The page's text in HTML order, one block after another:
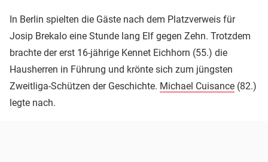
In Berlin spielten die Gäste nach dem Platzverweis für
Josip Brekalo eine Stunde lang Elf gegen Zehn. Trotzdem
brachte der erst 16-jährige Kennet Eichhorn (55.) die
Hausherren in Führung und krönte sich zum jüngsten
Zweitliga-Schützen der Geschichte. Michael Cuisance (82.)
legte nach.